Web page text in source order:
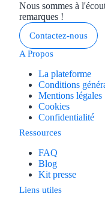
Nous sommes à
remarques !
Contactez-nous
A Propos
La plateforme
Conditions
Mentions légales
Cookies
Confidentialité
Ressources
FAQ
Blog
Kit presse
Liens utiles